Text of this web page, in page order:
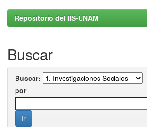
Repositorio del IIS-UNAM
Buscar
Buscar:
por